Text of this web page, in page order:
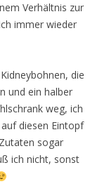
Verhältnis zur
immer wieder
die
und ein halber
weg, ich
diesen Eintopf
sogar
ich nicht, sonst